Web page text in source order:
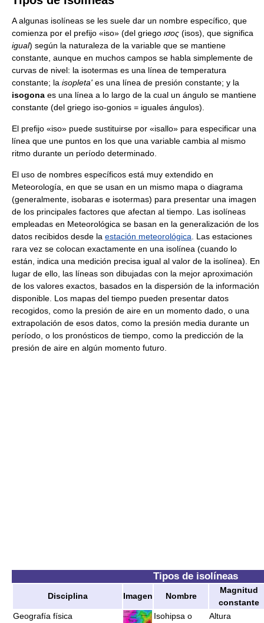
A algunas isolíneas se les suele dar un nombre específico, que
comienza por el prefijo «iso» (del griego ισος (isos), que significa
igual) según la naturaleza de la variable que se mantiene
constante, aunque en muchos campos se habla simplemente de
curvas de nivel: la isotermas es una línea de temperatura
constante; la isopleta' es una línea de presión constante; y la
isogona es una línea a lo largo de la cual un ángulo se mantiene
constante (del griego iso-gonios = iguales ángulos).
El prefijo «iso» puede sustituirse por «isallo» para especificar una
línea que une puntos en los que una variable cambia al mismo
ritmo durante un período determinado.
El uso de nombres específicos está muy extendido en
Meteorología, en que se usan en un mismo mapa o diagrama
(generalmente, isobaras e isotermas) para presentar una imagen
de los principales factores que afectan al tiempo. Las isolíneas
empleadas en Meteorológica se basan en la generalización de los
datos recibidos desde la estación meteorológica . Las estaciones
rara vez se colocan exactamente en una isolínea (cuando lo
están, indica una medición precisa igual al valor de la isolínea). En
lugar de ello, las líneas son dibujadas con la mejor aproximación
de los valores exactos, basados en la dispersión de la información
disponible. Los mapas del tiempo pueden presentar datos
recogidos, como la presión de aire en un momento dado, o una
extrapolación de esos datos, como la presión media durante un
período, o los pronósticos de tiempo, como la predicción de la
presión de aire en algún momento futuro.
Tipos de isolíneas
Disciplina Imagen Nombre
Magnitud
constante
Geografía física
Isohipsa o
Altura